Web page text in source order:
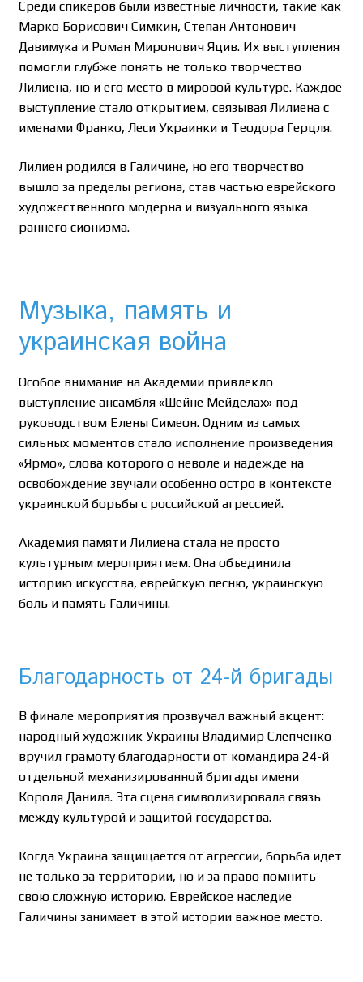
Среди спикеров были известные личности, такие как
Марко Борисович Симкин, Степан Антонович
Давимука и Роман Миронович Яцив. Их выступления
помогли глубже понять не только творчество
Лилиена, но и его место в мировой культуре. Каждое
выступление стало открытием, связывая Лилиена с
именами Франко, Леси Украинки и Теодора Герцля.
Лилиен родился в Галичине, но его творчество
вышло за пределы региона, став частью еврейского
художественного модерна и визуального языка
раннего сионизма.
Музыка, память и
украинская война
Особое внимание на Академии привлекло
выступление ансамбля «Шейне Мейделах» под
руководством Елены Симеон. Одним из самых
сильных моментов стало исполнение произведения
«Ярмо», слова которого о неволе и надежде на
освобождение звучали особенно остро в контексте
украинской борьбы с российской агрессией.
Академия памяти Лилиена стала не просто
культурным мероприятием. Она объединила
историю искусства, еврейскую песню, украинскую
боль и память Галичины.
Благодарность от 24-й бригады
В финале мероприятия прозвучал важный акцент:
народный художник Украины Владимир Слепченко
вручил грамоту благодарности от командира 24-й
отдельной механизированной бригады имени
Короля Данила. Эта сцена символизировала связь
между культурой и защитой государства.
Когда Украина защищается от агрессии, борьба идет
не только за территории, но и за право помнить
свою сложную историю. Еврейское наследие
Галичины занимает в этой истории важное место.